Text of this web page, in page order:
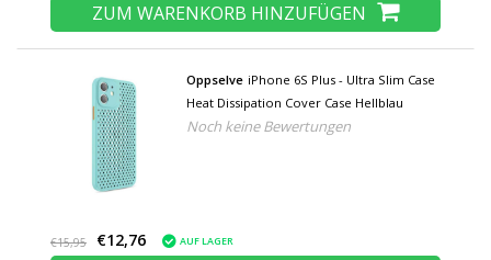
ZUM WARENKORB HINZUFÜGEN
Oppselve iPhone 6S Plus - Ultra Slim Case
Heat Dissipation Cover Case Hellblau
Noch keine Bewertungen
€15,95 €12,76 AUF LAGER